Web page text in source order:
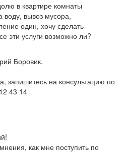
в квартире комнаты
воду, вывоз мусора,
один, хочу сделать
эти услуги возможно ли?
Боровик.
запишитесь на консультацию по
43 14
как мне поступить по